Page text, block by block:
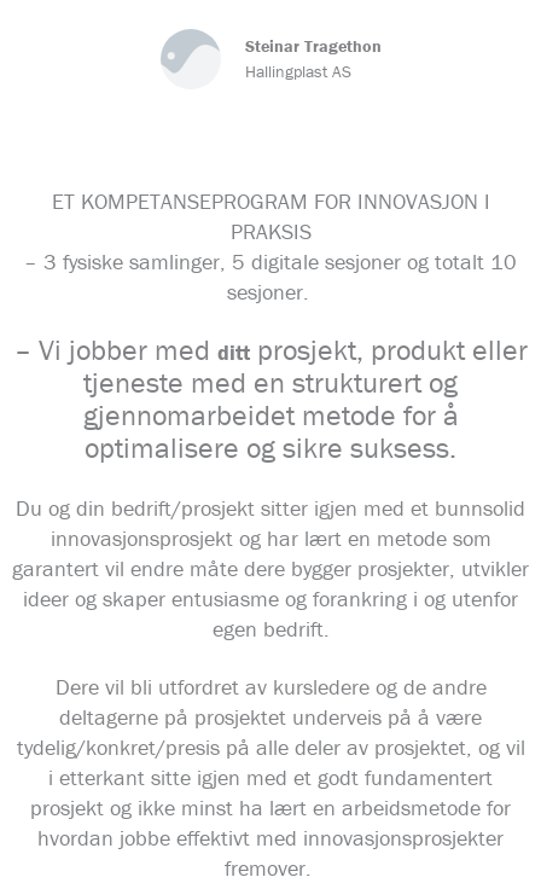
Steinar Tragethon
Hallingplast AS
ET KOMPETANSEPROGRAM FOR INNOVASJON I
PRAKSIS
– 3 fysiske samlinger, 5 digitale sesjoner og totalt 10
sesjoner.
– Vi jobber med dittprosjekt, produkt eller
tjeneste med en strukturert og
gjennomarbeidet metode for å
optimalisere og sikre suksess.
Du og din bedrift/prosjekt sitter igjen med et bunnsolid
innovasjonsprosjekt og har lært en metode som
garantert vil endre måte dere bygger prosjekter, utvikler
ideer og skaper entusiasme og forankring i og utenfor
egen bedrift.
Dere vil bli utfordret av kursledere og de andre
deltagerne på prosjektet underveis på å være
tydelig/konkret/presis på alle deler av prosjektet, og vil
i etterkant sitte igjen med et godt fundamentert
prosjekt og ikke minst ha lært en arbeidsmetode for
hvordan jobbe effektivt med innovasjonsprosjekter
fremover.